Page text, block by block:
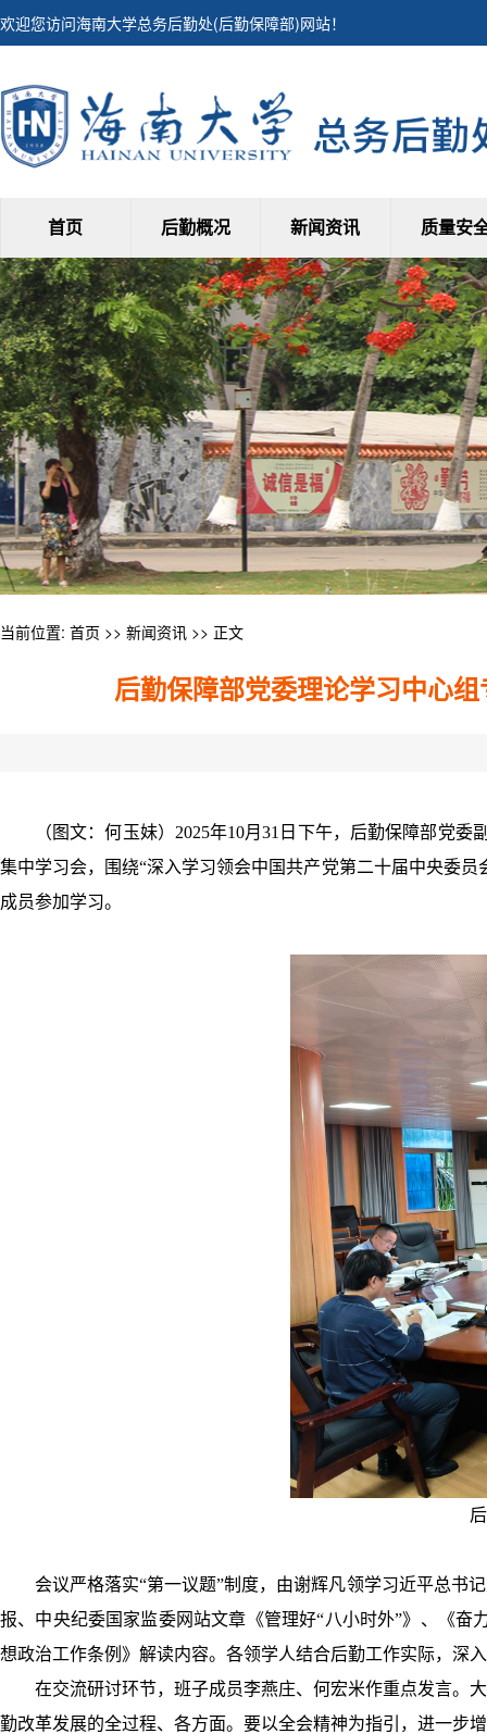
欢迎您访问海南大学总务后勤处(后勤保障部)网站！
首页 后勤概况 新闻资讯 质量安
当前位置: 首页 >> 新闻资讯 >> 正文
后勤保障部党委理论学习中心
（图文：何玉妹）2025年10月31日下午，后勤保障部党
集中学习会，围绕“深入学习领会中国共产党第二十届中央委
成员参加学习。
会议严格落实“第一议题”制度，由谢辉凡领学习近平总书
报、中央纪委国家监委网站文章《管理好“八小时外”》、《
想政治工作条例》解读内容。各领学人结合后勤工作实际，深
在交流研讨环节，班子成员李燕庄、何宏米作重点发言。
勤改革发展的全过程、各方面。要以全会精神为指引，进一步